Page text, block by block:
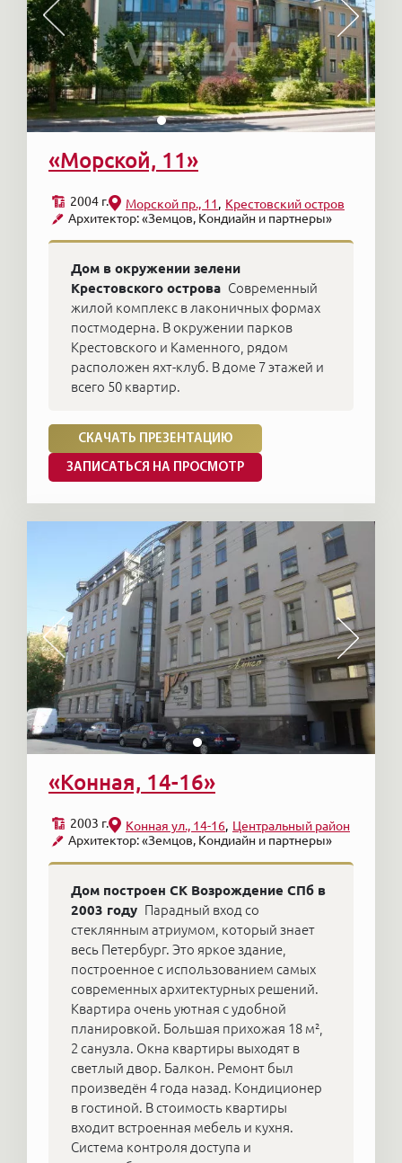
«Морской, 11»
2004 г.
Архитектор: «Земцов, Кондиайн и партнеры»
Морской пр., 11 Крестовский остров
Дом в окружении зелени
Крестовского острова Современный
жилой комплекс в лаконичных формах
постмодерна. В окружении парков
Крестовского и Каменного, рядом
расположен яхт-клуб. В доме 7 этажей и
всего 50 квартир.
СКАЧАТЬ ПРЕЗЕНТАЦИЮ
ЗАПИСАТЬСЯ НА ПРОСМОТР
«Конная, 14-16»
2003 г.
Архитектор: «Земцов, Кондиайн и партнеры»
Конная ул., 14-16 Центральный район
Дом построен СК Возрождение СПб в
2003 году Парадный вход со
стеклянным атриумом, который знает
весь Петербург. Это яркое здание,
построенное с использованием самых
современных архитектурных решений.
Квартира очень уютная с удобной
планировкой. Большая прихожая 18 м²,
2 санузла. Окна квартиры выходят в
светлый двор. Балкон. Ремонт был
произведён 4 года назад. Кондиционер
в гостиной. В стоимость квартиры
входит встроенная мебель и кухня.
Система контроля доступа и